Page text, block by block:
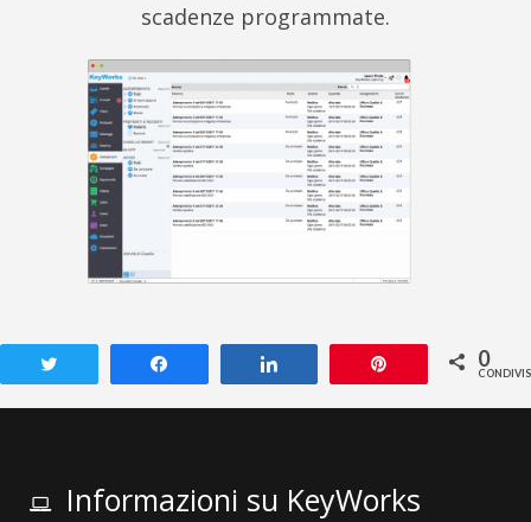
scadenze programmate.
0
Informazioni su KeyWorks